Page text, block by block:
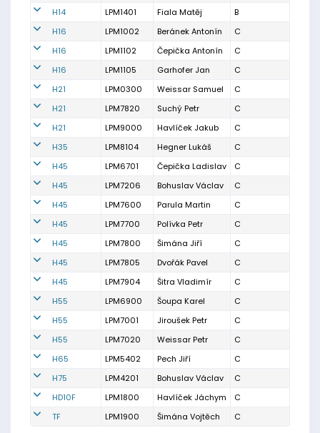
H14
LPM1401 Fiala Matěj
B
H16
LPM1002 Beránek Antonín
C
H16
LPM1102 Čepička Antonín
C
H16
LPM1105 Garhofer Jan
C
H21
LPM0300 Weissar Samuel
C
H21
LPM7820 Suchý Petr
C
H21
LPM9000 Havlíček Jakub
C
H35
LPM8104 Hegner Lukáš
C
H45
LPM6701 Čepička Ladislav
C
H45
LPM7206 Bohuslav Václav
C
H45
LPM7600 Parula Martin
C
H45
LPM7700 Polívka Petr
C
H45
LPM7800 Šimána Jiří
C
H45
LPM7805 Dvořák Pavel
C
H45
LPM7904 Šitra Vladimír
C
H55
LPM6900 Šoupa Karel
C
H55
LPM7001 Jiroušek Petr
C
H55
LPM7020 Weissar Petr
C
H65
LPM5402 Pech Jiří
C
H75
LPM4201 Bohuslav Václav
C
HD10F
LPM1800 Havlíček Jáchym
C
TF
LPM1900 Šimána Vojtěch C